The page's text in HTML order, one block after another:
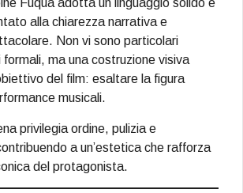
Fuqua adotta un linguaggio solido e
alla chiarezza narrativa e
Non vi sono particolari
ma una costruzione visiva
del film: esaltare la figura
musicali.
privilegia ordine, pulizia e
a un’estetica che rafforza
del protagonista.